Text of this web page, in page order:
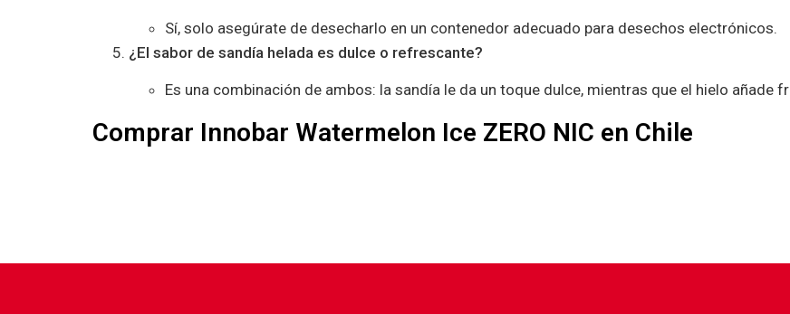
Sí, solo asegúrate de desecharlo en un contenedor adecuado para desechos electrónicos.
¿El sabor de sandía helada es dulce o refrescante?
Es una combinación de ambos: la sandía le da un toque dulce, mientras que el hielo añade
Comprar Innobar Watermelon Ice ZERO NIC en Chile